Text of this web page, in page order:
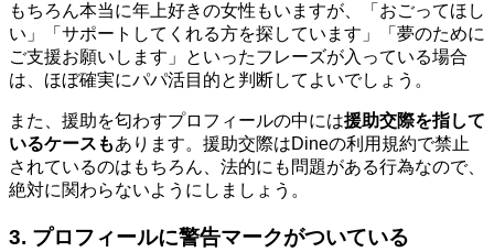
もちろん本当に年上好きの女性もいますが、「おごってほし
い」「サポートしてくれる方を探しています」「夢のために
ご支援お願いします」といったフレーズが入っている場合
は、ほぼ確実にパパ活目的と判断してよいでしょう。
また、援助を匂わすプロフィールの中には援助交際を指して
いるケースもあります。援助交際はDineの利用規約で禁止
されているのはもちろん、法的にも問題がある行為なので、
絶対に関わらないようにしましょう。
3. プロフィールに警告マークがついている